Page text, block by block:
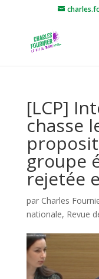
[LCP]
chasse
groupe
rejetée
par Charles
nationale, Revue